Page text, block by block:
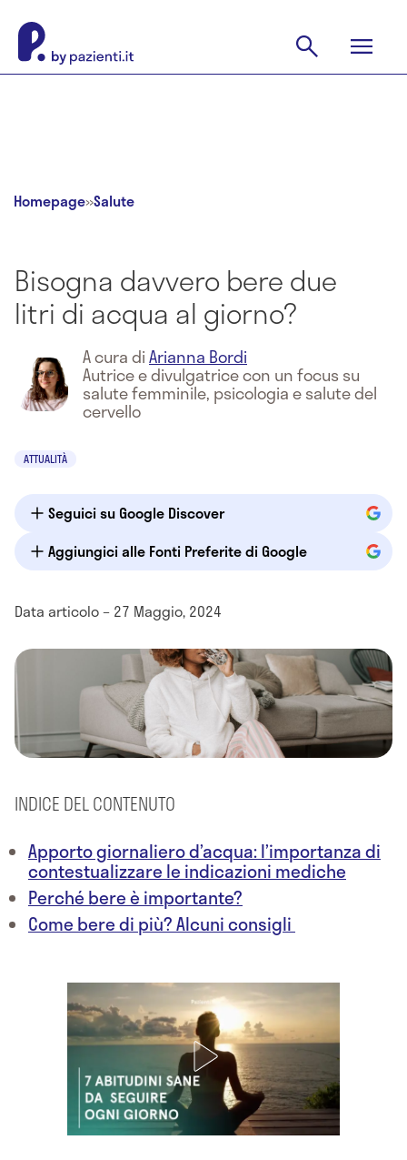
Homepage»Salute
Bisogna davvero bere due
litri di acqua al giorno?
A cura diArianna Bordi
Autrice e divulgatrice con un focus su
salute femminile, psicologia e salute del
cervello
ATTUALITÀ
Seguici su Google Discover
Aggiungici alle Fonti Preferite di Google
Data articolo – 27 Maggio, 2024
INDICE DEL CONTENUTO
Apporto giornaliero d’acqua: l’importanza di
contestualizzare le indicazioni mediche
Perché bere è importante?
Come bere di più? Alcuni consigli